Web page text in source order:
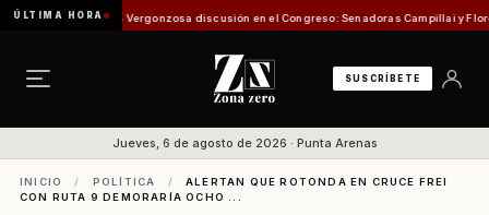
ÚLTIMA HORA
de Pesca Vergonzosa discusión en el Congreso: Senadoras Campillai y Flores se
SUSCRÍBETE
Jueves, 6 de agosto de 2026 · Punta Arenas
INICIO / POLÍTICA /
ALERTAN QUE ROTONDA EN CRUCE FREI
CON RUTA 9 DEMORARÍA OCHO ...